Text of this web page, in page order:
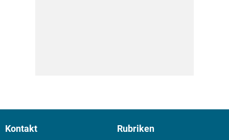
Kontakt Rubriken